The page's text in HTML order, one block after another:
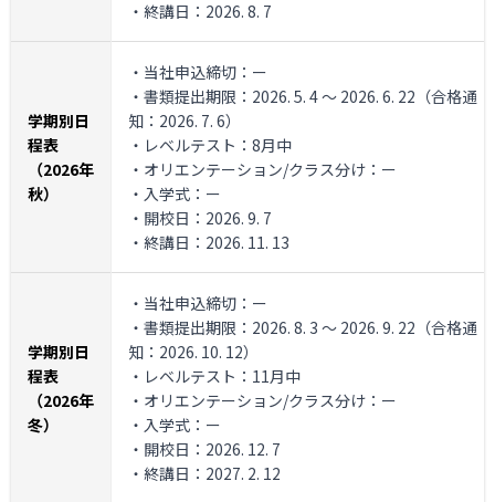
・終講日：2026. 8. 7
学期別日
程表
（2026年
秋）
・当社申込締切：ー
・書類提出期限：2026. 5. 4 ～ 2026. 6. 22（合格通
知：2026. 7. 6）
・レベルテスト：8月中
・オリエンテーション/クラス分け：ー
・入学式：ー
・開校日：2026. 9. 7
・終講日：2026. 11. 13
学期別日
程表
（2026年
冬）
・当社申込締切：ー
・書類提出期限：2026. 8. 3 ～ 2026. 9. 22（合格通
知：2026. 10. 12）
・レベルテスト：11月中
・オリエンテーション/クラス分け：ー
・入学式：ー
・開校日：2026. 12. 7
・終講日：2027. 2. 12